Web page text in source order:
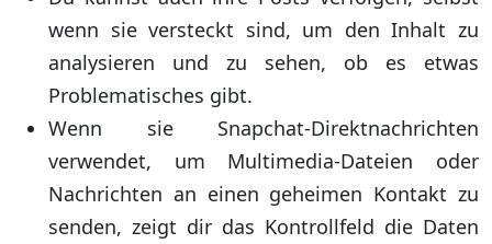
wenn sie versteckt sind, um den Inhalt zu
analysieren und zu sehen, ob es etwas
Problematisches gibt.
Wenn sie Snapchat-Direktnachrichten
verwendet, um Multimedia-Dateien oder
Nachrichten an einen geheimen Kontakt zu
senden, zeigt dir das Kontrollfeld die Daten